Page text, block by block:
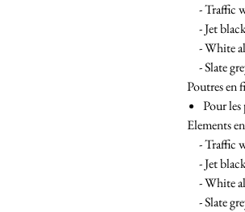
- Traffic
- Jet
- White
- Slate
Poutres en
Pour les
Elements
- Traffic
- Jet
- White
- Slate